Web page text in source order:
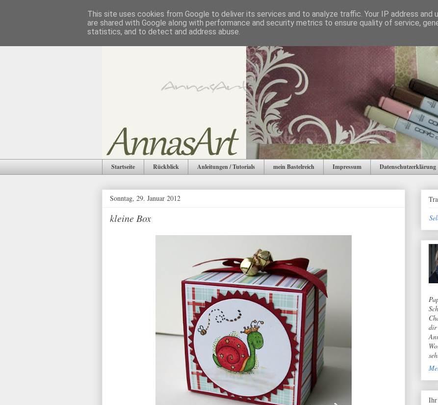
Startseite Rückblick Anleitungen / Tutorials mein Bastelreich Impressum Datenschutzerklärung
Sonntag, 29. Januar 2012
kleine Box
dir
Ihr
This site uses cookies from Google to deliver its services and to analyze traffic. Your IP address and
are shared with Google along with performance and security metrics to ensure quality of service,
statistics, and to detect and address abuse.